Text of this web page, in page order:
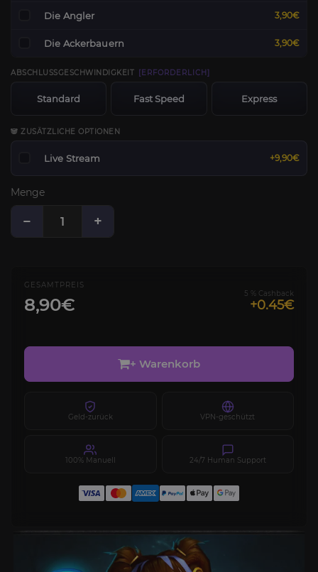
Die Angler 3,90€
Die Ackerbauern 3,90€
ABSCHLUSSGESCHWINDIGKEIT [ERFORDERLICH]
Standard Fast Speed Express
🐼 ZUSÄTZLICHE OPTIONEN
Live Stream +9,90€
Menge
− +
GESAMTPREIS
8,90€
5 % Cashback
+0.45€
+ Warenkorb
Geld-zurück VPN-geschützt
100% Manuell 24/7 Human Support